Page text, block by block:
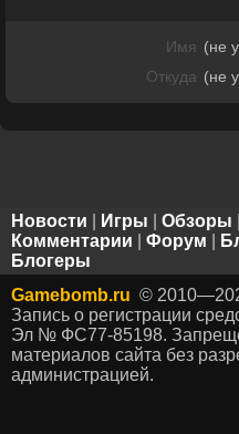
Имя (не
Откуда (не
Новости Игры Обзоры
Комментарии
Форум
Блогеры
Gamebomb.ru ©
Запись о регистрации
Эл № ФС77-85198.
материалов сайта без
администрацией.